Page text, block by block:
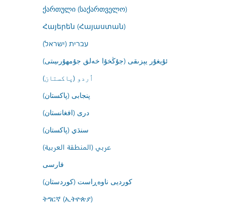
ქართული (საქართველო)
Հայերեն (Հայաստան)
עברית (ישראל)
ئۇيغۇر يېزىقى (جۇڭخۇا خەلق جۇمھۇرىيىتى)
اُردو (پاکستان)
پنجابی (پاکستان)
درى (افغانستان)
سنڌي (پاکستان)
عربي (المنطقة العربية)
فارسى
کوردیی ناوەڕاست (کوردستان)
ትግርኛ (ኢትዮጵያ)